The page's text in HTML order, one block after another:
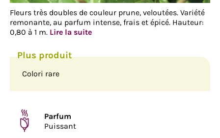
Fleurs très doubles de couleur prune, veloutées. Variété
remonante, au parfum intense, frais et épicé. Hauteur:
0,80 à 1 m. Lire la suite
Colori rare
Parfum
Puissant